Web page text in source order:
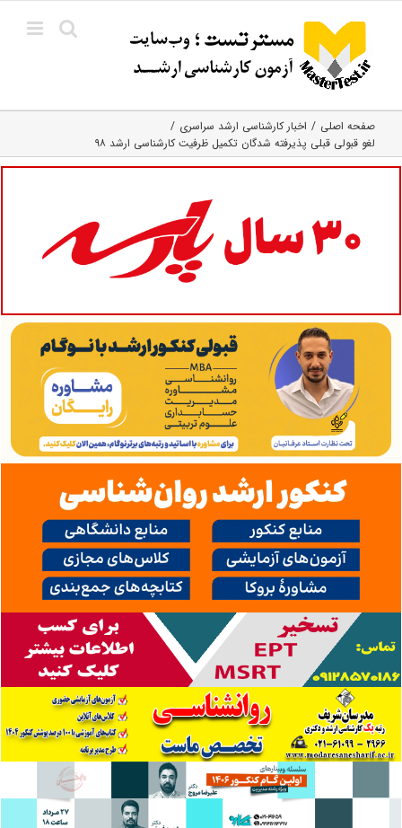
content
صفحه اصلی
اخبار کارشناسی ارشد سراسری
لغو قبولی قبلی پذیرفته شدگان تکمیل ظرفیت کارشناسی ارشد ۹۸